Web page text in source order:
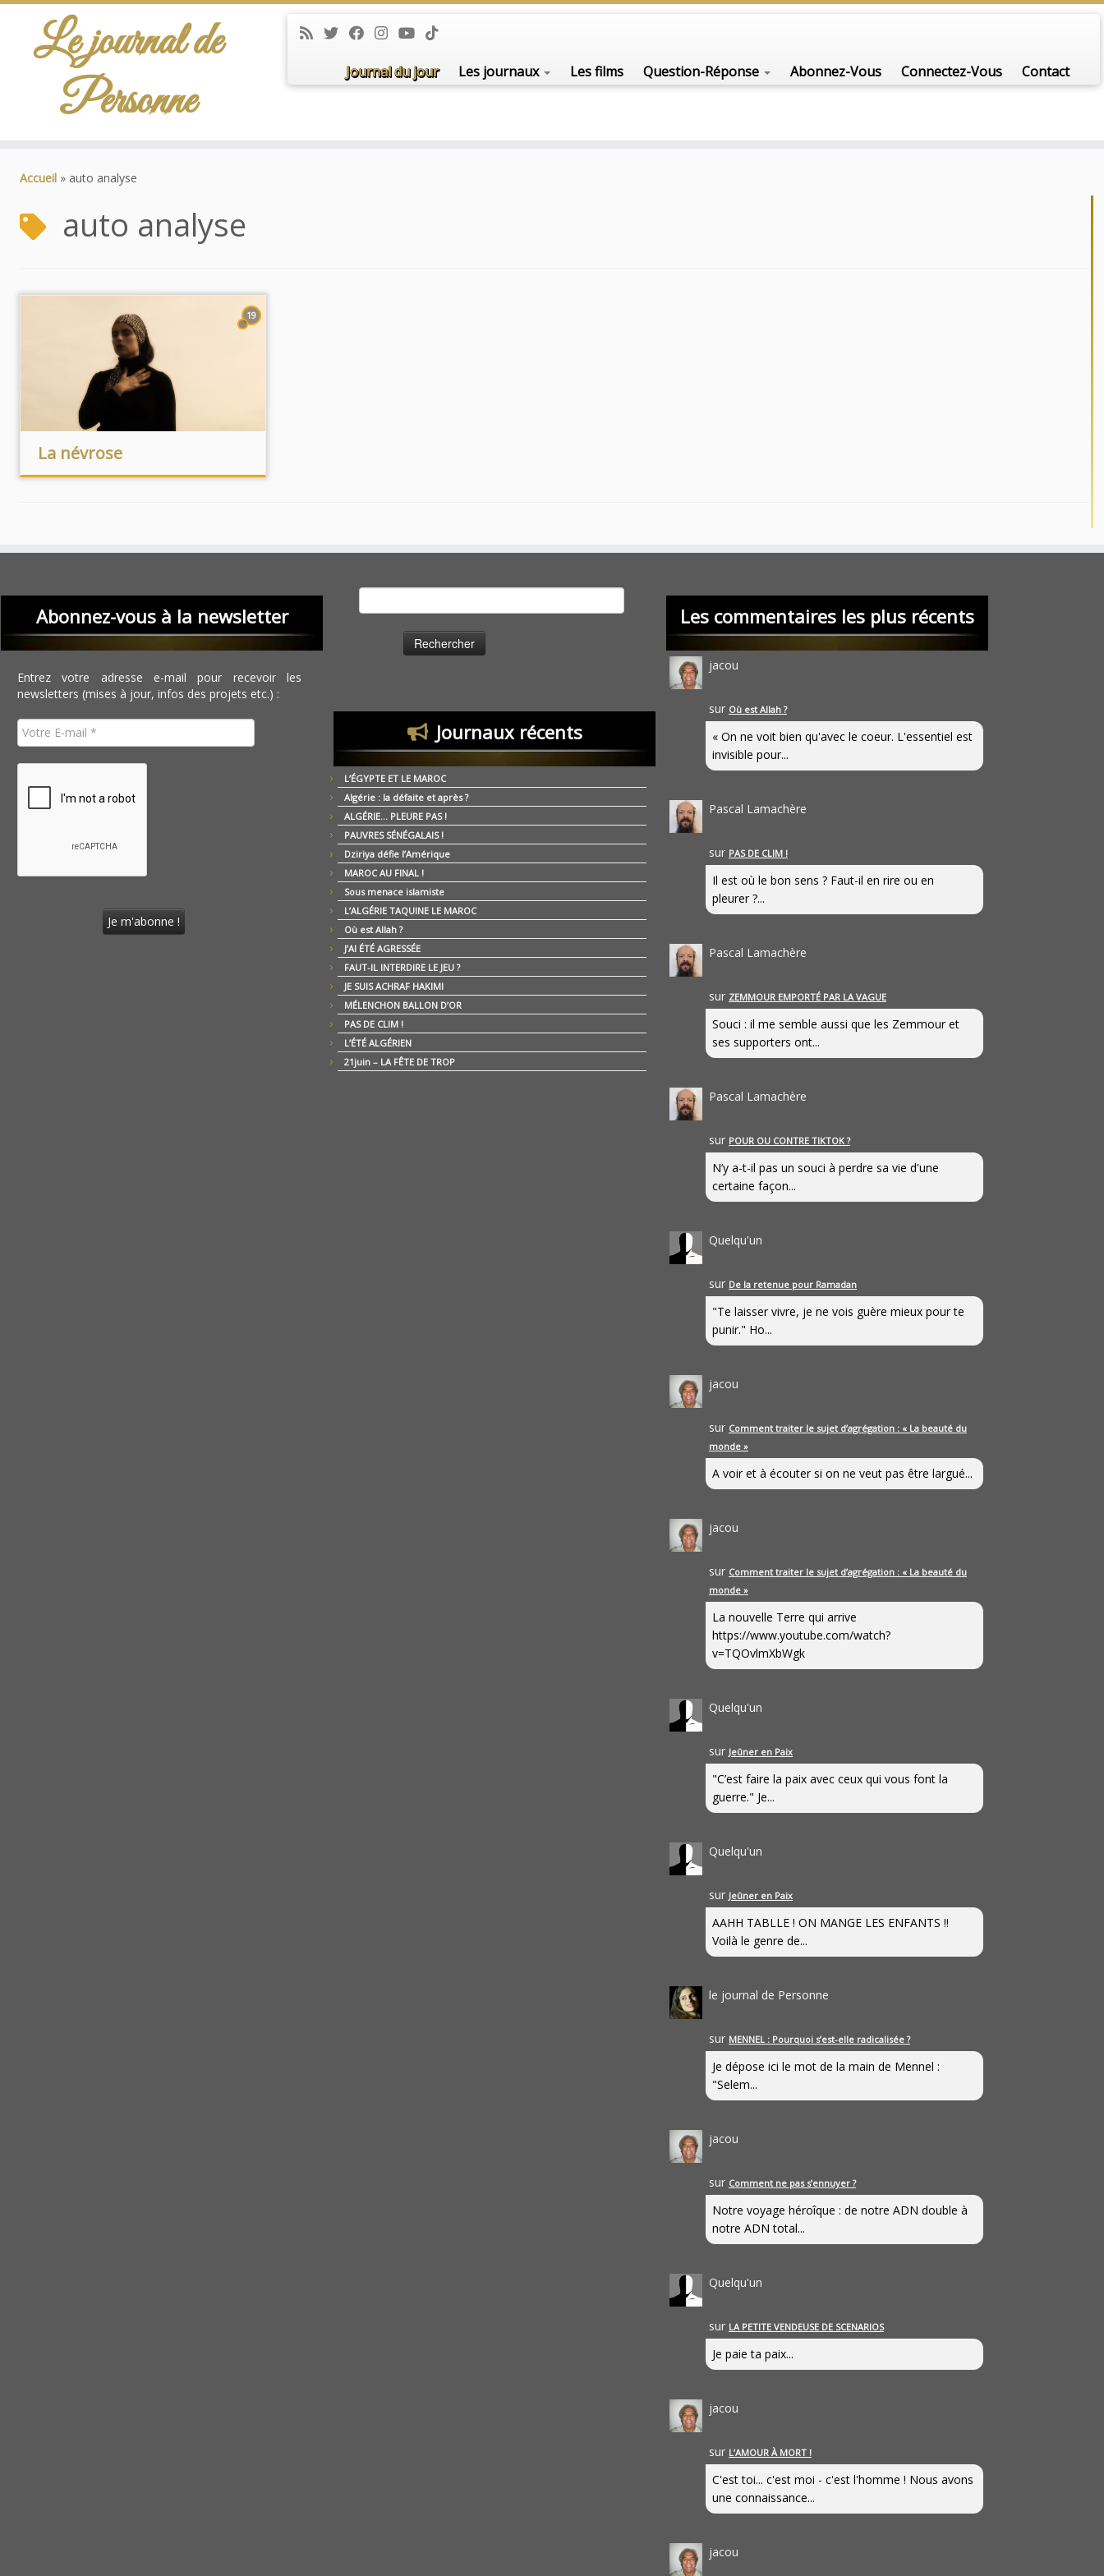
Le journal de
Personne
Journal du jour Les journaux Les films Question-Réponse Abonnez-Vous Connectez-Vous Contact
Accueil » auto analyse
auto analyse
19
La névrose
Abonnez-vous à la newsletter
Entrez votre adresse e-mail pour recevoir les
newsletters (mises à jour, infos des projets etc.) :
Journaux récents
L’ÉGYPTE ET LE MAROC
Algérie : la défaite et après ?
ALGÉRIE… PLEURE PAS !
PAUVRES SÉNÉGALAIS !
Dziriya défie l’Amérique
MAROC AU FINAL !
Sous menace islamiste
L’ALGÉRIE TAQUINE LE MAROC
Où est Allah ?
J’AI ÉTÉ AGRESSÉE
FAUT-IL INTERDIRE LE JEU ?
JE SUIS ACHRAF HAKIMI
MÉLENCHON BALLON D’OR
PAS DE CLIM !
L’ÉTÉ ALGÉRIEN
21juin – LA FÊTE DE TROP
Les commentaires les plus récents
jacou
sur Où est Allah ?
« On ne voit bien qu'avec le coeur. L'essentiel est
invisible pour...
Pascal Lamachère
sur PAS DE CLIM !
Il est où le bon sens ? Faut-il en rire ou en
pleurer ?...
Pascal Lamachère
sur ZEMMOUR EMPORTÉ PAR LA VAGUE
Souci : il me semble aussi que les Zemmour et
ses supporters ont...
Pascal Lamachère
sur POUR OU CONTRE TIKTOK ?
N’y a-t-il pas un souci à perdre sa vie d'une
certaine façon...
Quelqu'un
sur De la retenue pour Ramadan
"Te laisser vivre, je ne vois guère mieux pour te
punir." Ho...
jacou
sur Comment traiter le sujet d’agrégation : « La beauté du
monde »
A voir et à écouter si on ne veut pas être largué...
jacou
sur Comment traiter le sujet d’agrégation : « La beauté du
monde »
La nouvelle Terre qui arrive
https://www.youtube.com/watch?
v=TQOvlmXbWgk
Quelqu'un
sur Jeûner en Paix
"C’est faire la paix avec ceux qui vous font la
guerre." Je...
Quelqu'un
sur Jeûner en Paix
AAHH TABLLE ! ON MANGE LES ENFANTS !!
Voilà le genre de...
le journal de Personne
sur MENNEL : Pourquoi s’est-elle radicalisée ?
Je dépose ici le mot de la main de Mennel :
"Selem...
jacou
sur Comment ne pas s’ennuyer ?
Notre voyage héroîque : de notre ADN double à
notre ADN total...
Quelqu'un
sur LA PETITE VENDEUSE DE SCENARIOS
Je paie ta paix...
jacou
sur L’AMOUR À MORT !
C'est toi... c'est moi - c'est l'homme ! Nous avons
une connaissance...
jacou